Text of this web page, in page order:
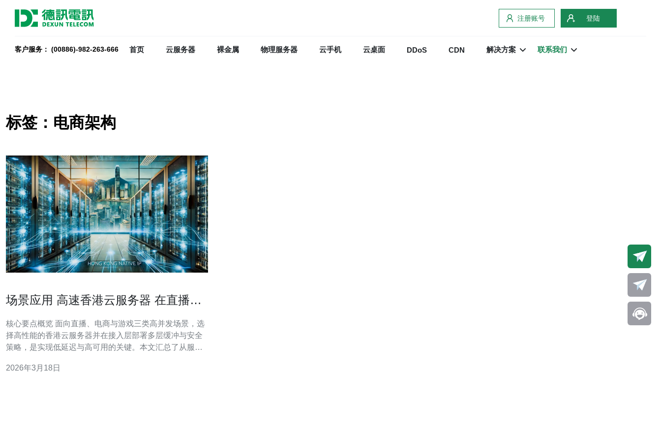
注册账号 登陆
客户服务： (00886)-982-263-666 首页 云服务器 裸金属 物理服务器 云手机 云桌面 DDoS CDN 解决方案 联系我们
标签：电商架构
场景应用 高速香港云服务器 在直播、
核心要点概览 面向直播、电商与游戏三类高并发场景，选
择高性能的香港云服务器并在接入层部署多层缓冲与安全
策略，是实现低延迟与高可用的关键。本文汇总了从服务
加速到DDoS防御与网络技术（如BGP、多链路聚合、智
2026年3月18日